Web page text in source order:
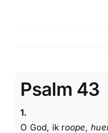
Psalmen
Media
Psalm 43
1.
O God, ik roope,